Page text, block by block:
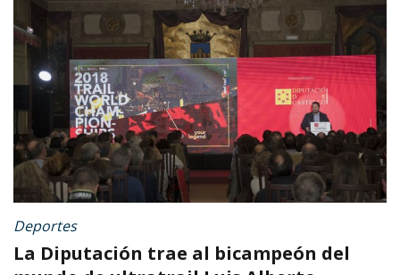
Deportes
La Diputación trae al bicampeón del